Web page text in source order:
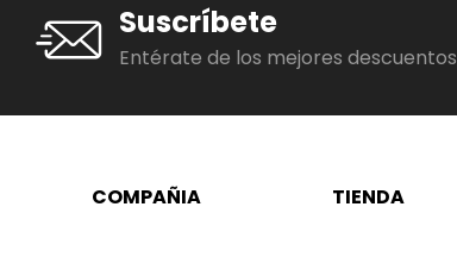
Suscríbete
Entérate de los mejores descuentos
COMPAÑIA TIENDA